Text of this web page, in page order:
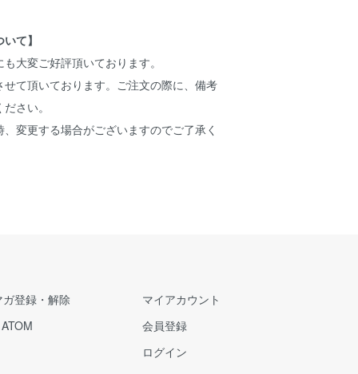
て】
大変ご好評頂いております。
せて頂いております。ご注文の際に、備考
さい。
変更する場合がございますのでご了承く
ガ登録・解除
ATOM
マイアカウント
会員登録
ログイン